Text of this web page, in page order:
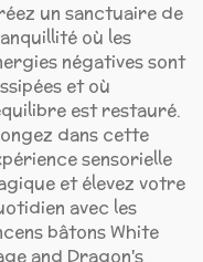
un sanctuaire de
où les
négatives sont
et où
est restauré.
dans cette
sensorielle
et élevez votre
avec les
bâtons White
and Dragon's